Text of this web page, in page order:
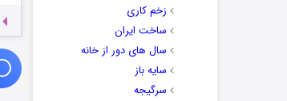
زخم کاری
ساخت ایران
سال های دور از خانه
سایه باز
سرگیجه